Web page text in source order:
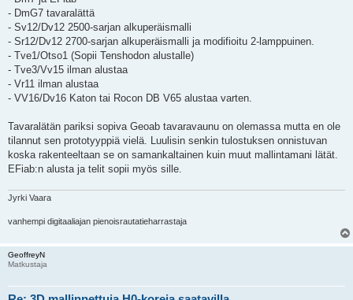
- DmG7 tavaralättä
- Sv12/Dv12 2500-sarjan alkuperäismalli
- Sr12/Dv12 2700-sarjan alkuperäismalli ja modifioitu 2-lamppuinen.
- Tve1/Otso1 (Sopii Tenshodon alustalle)
- Tve3/Vv15 ilman alustaa
- Vr11 ilman alustaa
- VV16/Dv16 Katon tai Rocon DB V65 alustaa varten.
Tavaralätän pariksi sopiva Geoab tavaravaunu on olemassa mutta en ole
tilannut sen prototyyppiä vielä. Luulisin senkin tulostuksen onnistuvan
koska rakenteeltaan se on samankaltainen kuin muut mallintamani lätät.
EFiab:n alusta ja telit sopii myös sille.
Jyrki Vaara
vanhempi digitaaliajan pienoisrautatieharrastaja
GeoffreyN
Matkustaja